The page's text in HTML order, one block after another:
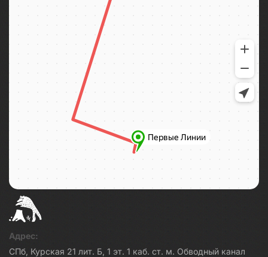
Адрес:
СПб, Курская 21 лит. Б, 1 эт. 1 каб. ст. м. Обводный канал